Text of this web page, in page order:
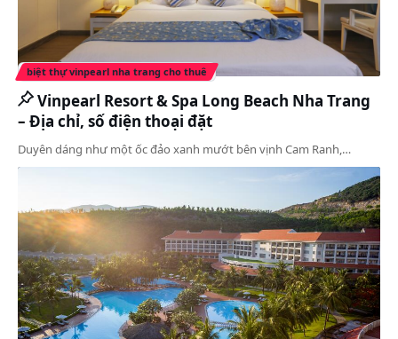
biệt thự vinpearl nha trang cho thuê
Vinpearl Resort & Spa Long Beach Nha Trang
– Địa chỉ, số điện thoại đặt
Duyên dáng như một ốc đảo xanh mướt bên vịnh Cam Ranh,…